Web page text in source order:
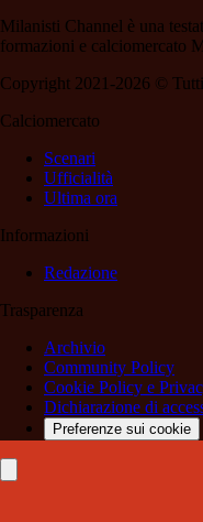
Milanisti Channel è una
formazioni e calciomercato
Copyright 2021-2026 ©
Calciomercato
Scenari
Ufficialità
Ultima ora
Informazioni
Redazione
Trasparenza
Archivio
Community Policy
Cookie Policy e
Dichiarazione di
Preferenze sui cookie